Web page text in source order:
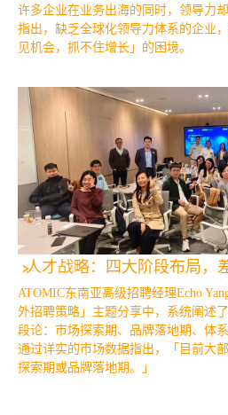
许多企业在业务出海的同时，领导力
指出，缺乏全球化领导力体系的企业
见机会，抓不住增长」的困境。
人才战略：四大阶段布局，
ATOMIC东南亚高级招聘经理Echo
外招聘策略」主题分享中，系统阐述
段论：市场探索期、品牌落地期、体
通过详实的市场数据指出，「目前大
探索期或品牌落地期。」